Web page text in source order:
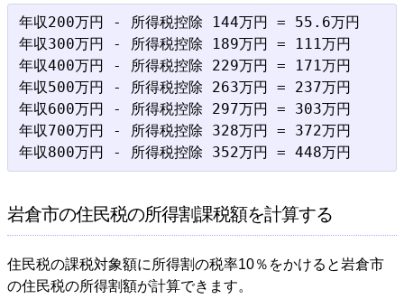
年収200万円 - 所得税控除 144万円 = 55.6万円
年収300万円 - 所得税控除 189万円 = 111万円
年収400万円 - 所得税控除 229万円 = 171万円
年収500万円 - 所得税控除 263万円 = 237万円
年収600万円 - 所得税控除 297万円 = 303万円
年収700万円 - 所得税控除 328万円 = 372万円
岩倉市の住民税の所得割課税額を計算する
住民税の課税対象額に所得割の税率10％をかけると岩倉市
の住民税の所得割額が計算できます。